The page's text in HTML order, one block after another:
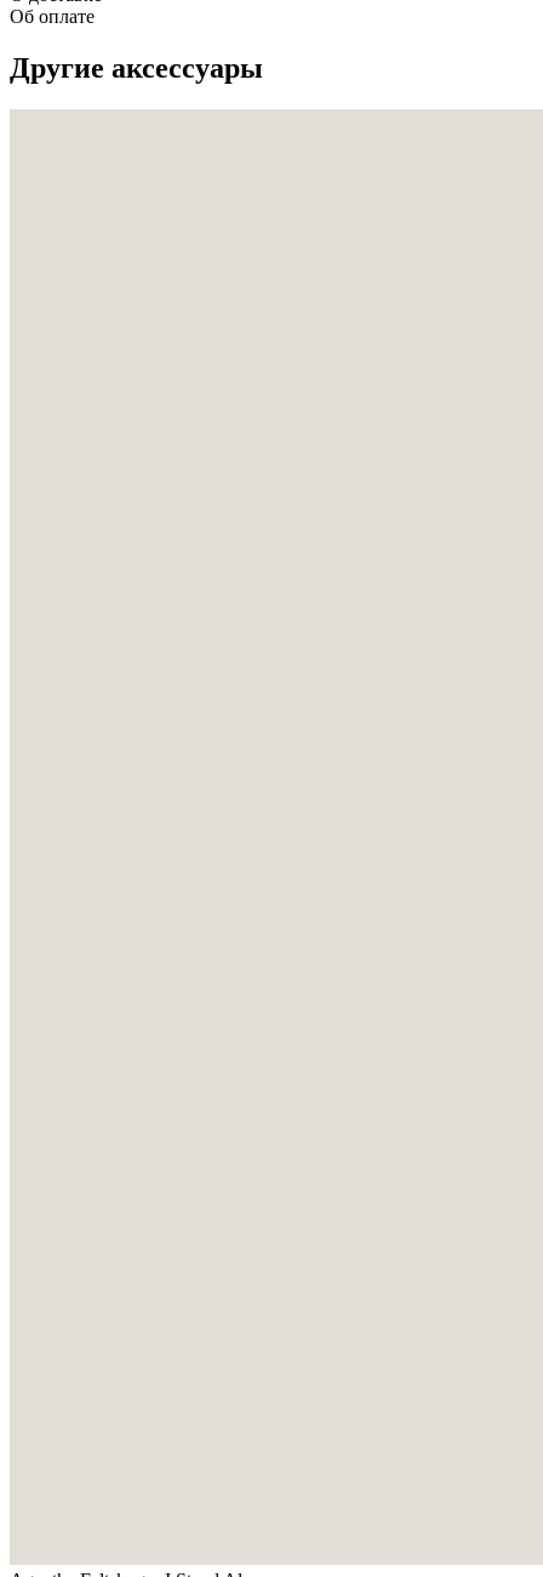
Об оплате
Другие аксессуары